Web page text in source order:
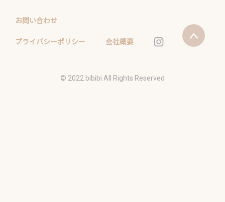
お問い合わせ
プライバシーポリシー 会社概要
©️ 2022 bibibi All Rights Reserved